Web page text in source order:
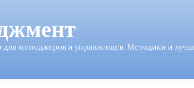
менеджеров и управленцев. Методики и